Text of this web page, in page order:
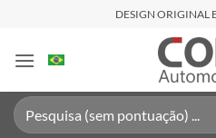
contenido
DESIGN ORIGINAL
Buscar
por: